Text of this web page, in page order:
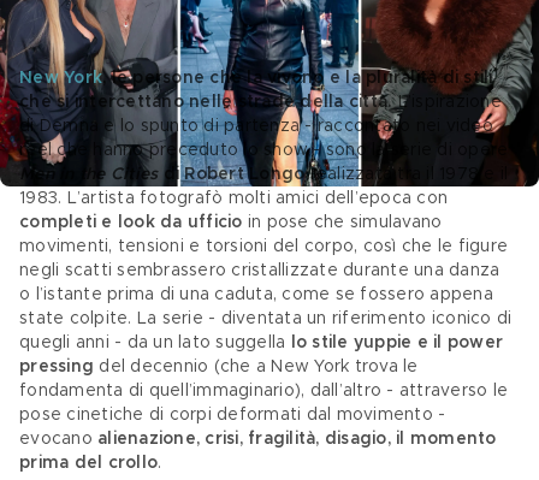
manifesto di Demna
New York, le persone che la vivono e la pluralità di stili
che si intercettano nelle strade della città. L’ispirazione
di Demna e lo spunto di partenza - raccontato nei video
reel che hanno preceduto lo show - sono la serie di opere
Men in the Cities di Robert Longo realizzata tra il 1978 e il
1983. L’artista fotografò molti amici dell’epoca con
completi e look da ufficio in pose che simulavano
movimenti, tensioni e torsioni del corpo, così che le figure
negli scatti sembrassero cristallizzate durante una danza
o l’istante prima di una caduta, come se fossero appena
state colpite. La serie - diventata un riferimento iconico di
quegli anni - da un lato suggella
lo stile yuppie e il power
pressing del decennio (che a New York trova le
fondamenta di quell’immaginario), dall’altro - attraverso le
pose cinetiche di corpi deformati dal movimento -
evocano alienazione, crisi, fragilità, disagio, il momento
prima del crollo.